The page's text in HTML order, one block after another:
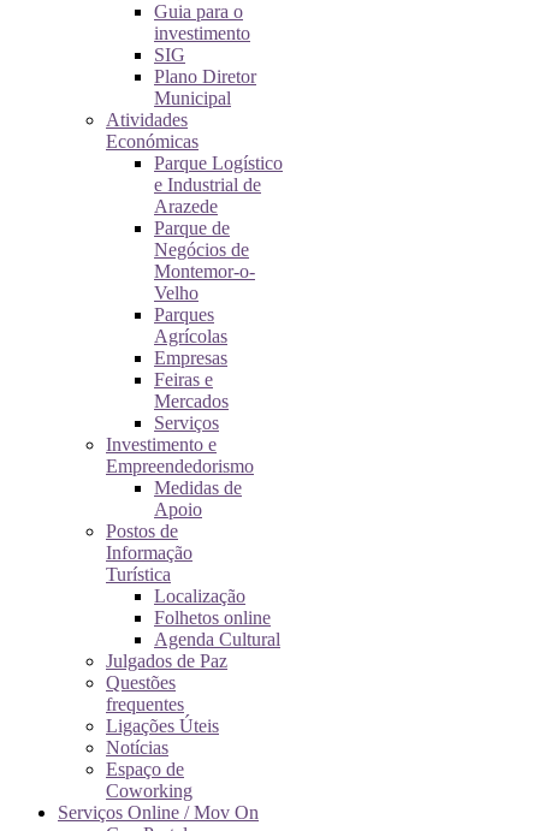
Guia para o
investimento
SIG
Plano Diretor
Municipal
Atividades
Económicas
Parque Logístico
e Industrial de
Arazede
Parque de
Negócios de
Montemor-o-
Velho
Parques
Agrícolas
Empresas
Feiras e
Mercados
Serviços
Investimento e
Empreendedorismo
Medidas de
Apoio
Postos de
Informação
Turística
Localização
Folhetos online
Agenda Cultural
Julgados de Paz
Questões
frequentes
Ligações Úteis
Notícias
Espaço de
Coworking
Serviços Online / Mov On